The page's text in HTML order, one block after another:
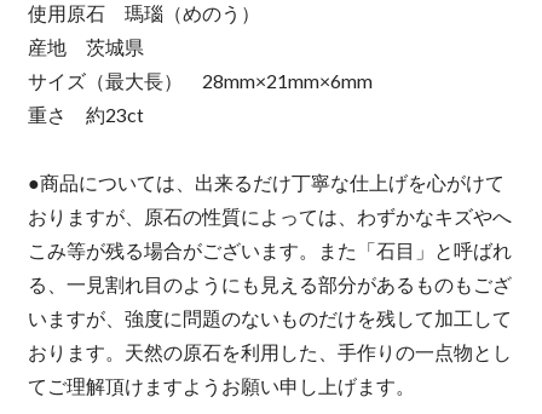
使用原石 瑪瑙（めのう）
産地 茨城県
サイズ（最大長） 28mm×21mm×6mm
重さ 約23ct
●商品については、出来るだけ丁寧な仕上げを心がけて
おりますが、原石の性質によっては、わずかなキズやへ
こみ等が残る場合がございます。また「石目」と呼ばれ
る、一見割れ目のようにも見える部分があるものもござ
いますが、強度に問題のないものだけを残して加工して
おります。天然の原石を利用した、手作りの一点物とし
てご理解頂けますようお願い申し上げます。